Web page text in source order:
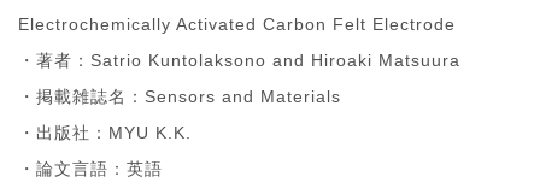
Electrochemically Activated Carbon Felt Electrode
・著者：Satrio Kuntolaksono and Hiroaki Matsuura
・掲載雑誌名：Sensors and Materials
・出版社：MYU K.K.
・論文言語：英語